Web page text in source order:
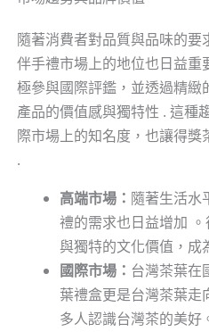
隨著消費者對品質與品味的
伴手禮市場上的地位也日益
極參與國際評鑑，並透過精
產品的價值感與獨特性 . 這種
際市場上的知名度，也讓得
.
高端市場： 隨著生活水
禮的需求也日益增加
與獨特的文化價值，成
國際市場： 台灣茶葉在
葉禮盒更是台灣茶葉走
多人認識台灣茶的美好